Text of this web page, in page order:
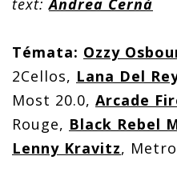
text:Andrea Černá
Témata: Ozzy
2Cellos, Lana Del
Most 20.0, Arcade
Rouge, Black Rebel
Lenny Kravitz,